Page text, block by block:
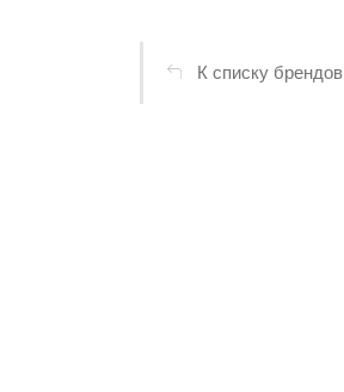
К списку брендов